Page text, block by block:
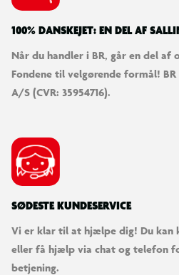
100% DANSKEJET: EN DEL AF
Når du handler i BR, går en del af
Fondene til velgørende formål! BR
A/S (CVR: 35954716).
SØDESTE KUNDESERVICE
Vi er klar til at hjælpe dig! Du kan
eller få hjælp via chat og telefon
betjening.